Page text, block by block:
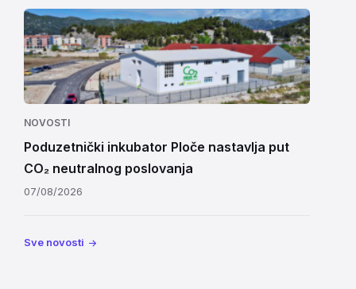
NOVOSTI
Poduzetnički inkubator Ploče nastavlja put
CO₂ neutralnog poslovanja
07/08/2026
Sve novosti